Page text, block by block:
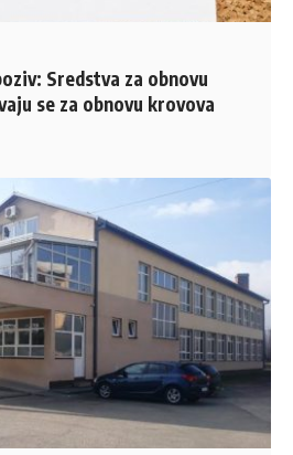
Sredstva za obnovu
se za obnovu krovova